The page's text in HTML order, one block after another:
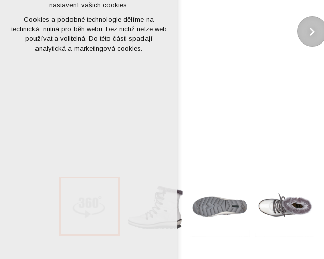
Přijmout všechny cookies
Odmítnout vše
nastavení vašich cookies.
Cookies a podobné technologie dělíme na
technická: nutná pro běh webu, bez nichž nelze web
používat a volitelná. Do této části spadají
analytická a marketingová cookies.